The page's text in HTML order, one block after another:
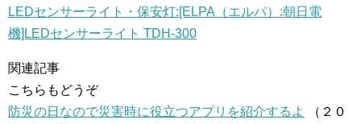
LEDセンサーライト・保安灯:[ELPA（エルパ）:朝日電
機]LEDセンサーライト TDH-300
関連記事
こちらもどうぞ
防災の日なので災害時に役立つアプリを紹介するよ
（２０